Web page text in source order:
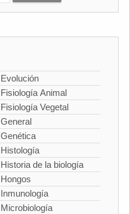
Evolución
Fisiología Animal
Fisiología Vegetal
General
Genética
Histología
Historia de la biología
Hongos
Inmunología
Microbiología